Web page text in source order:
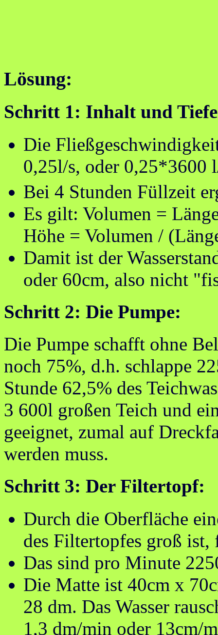
Lösung:
Schritt 1: Inhalt und Tiefe
Die
0,25l/s, oder 0,25*3600
Bei 4 Stunden Füllzeit
Es gilt: Volumen =
Höhe = Volumen /
Damit ist der
oder 60cm, also nicht
Schritt 2: Die Pumpe:
Die Pumpe schafft ohne
noch 75%, d.h. schlappe
Stunde 62,5% des
3 600l großen Teich und
geeignet, zumal auf
werden muss.
Schritt 3: Der Filtertopf:
Durch die Oberfläche
des Filtertopfes groß
Das sind pro Minute
Die Matte ist 40cm x
28 dm. Das Wasser
1,3 dm/min oder 13cm/